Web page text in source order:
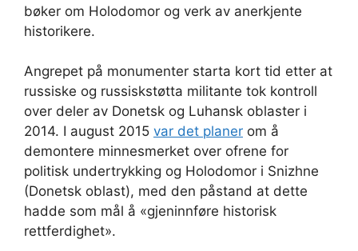
bøker om Holodomor og verk av anerkjente
historikere.
Angrepet på monumenter starta kort tid etter at
russiske og russiskstøtta militante tok kontroll
over deler av Donetsk og Luhansk oblaster i
2014. I august 2015 var det planer om å
demontere minnesmerket over ofrene for
politisk undertrykking og Holodomor i Snizhne
(Donetsk oblast), med den påstand at dette
hadde som mål å «gjeninnføre historisk
rettferdighet».